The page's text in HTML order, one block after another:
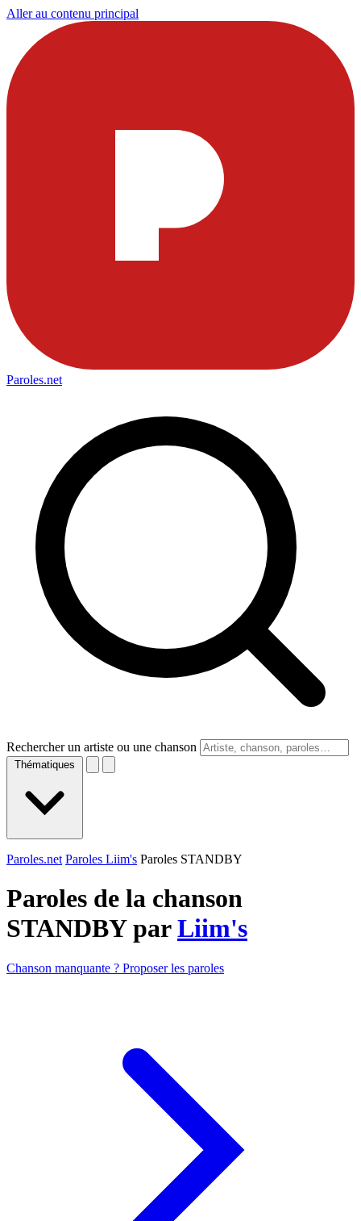
Aller au contenu principal
Paroles.net
Rechercher un artiste ou une chanson
Thématiques
Paroles.net Paroles Liim's Paroles STANDBY
Paroles de la chanson
STANDBY parLiim's
Chanson manquante ? Proposer les paroles